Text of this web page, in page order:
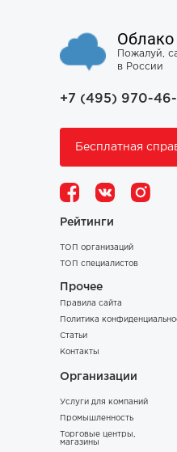
Пожалуй,
в России
+7 (495) 970-
Бесплатная
Рейтинги
ТОП организаций
ТОП специалистов
Прочее
Правила сайта
Политика
Статьи
Контакты
Организации
Услуги для компаний
Промышленность
Торговые центры,
магазины